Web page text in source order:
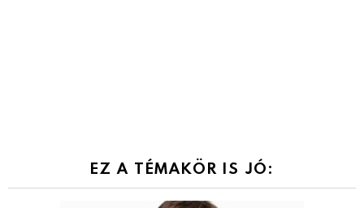
EZ A TÉMAKÖR IS JÓ: